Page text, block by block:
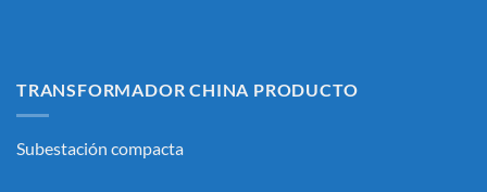
TRANSFORMADOR CHINA PRODUCTO
Subestación compacta